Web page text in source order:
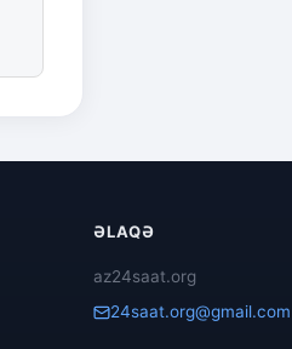
ƏLAQƏ
az24saat.org
24saat.org@gmail.com